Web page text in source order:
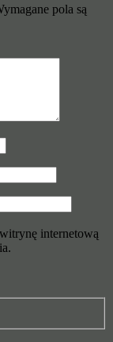
pola są
internetową